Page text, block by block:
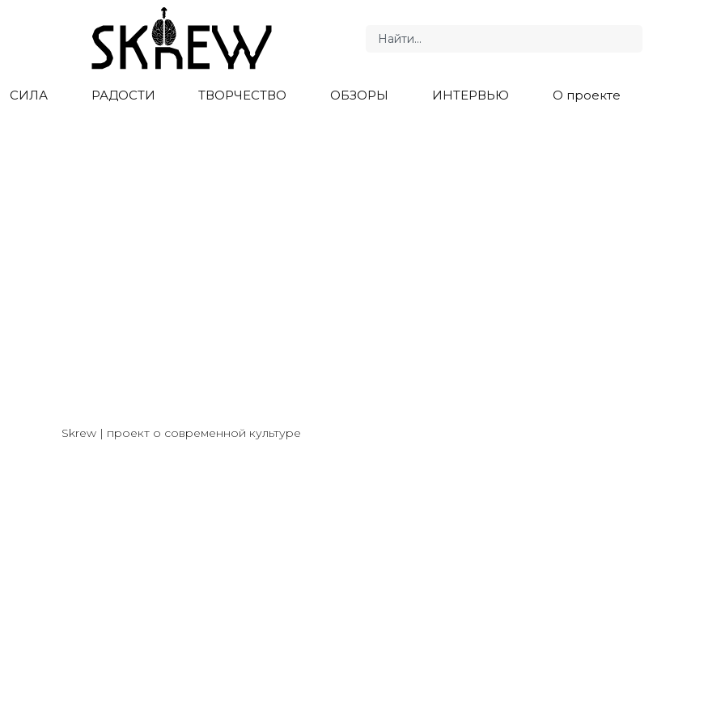
СИЛА РАДОСТИ ТВОРЧЕСТВО ОБЗОРЫ ИНТЕРВЬЮ О проекте
Skrew | проект о современной культуре